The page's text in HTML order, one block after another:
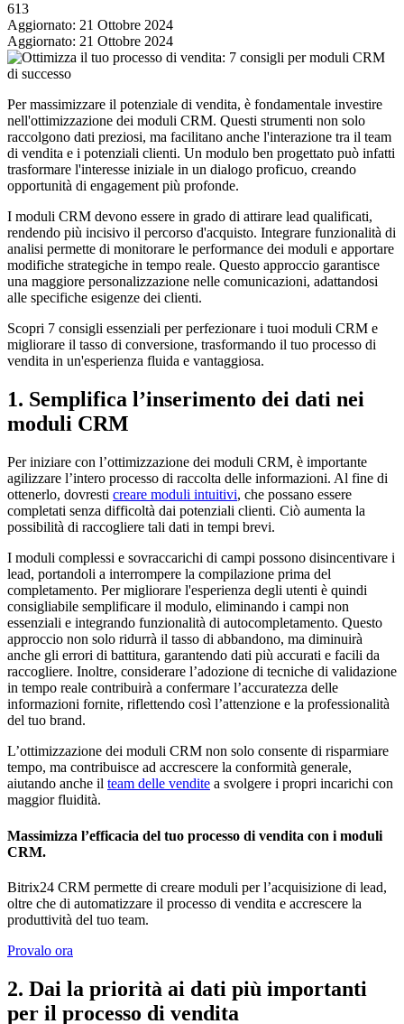
613
Aggiornato: 21 Ottobre 2024
Aggiornato: 21 Ottobre 2024
Per massimizzare il potenziale di vendita, è fondamentale investire
nell'ottimizzazione dei moduli CRM. Questi strumenti non solo
raccolgono dati preziosi, ma facilitano anche l'interazione tra il team
di vendita e i potenziali clienti. Un modulo ben progettato può infatti
trasformare l'interesse iniziale in un dialogo proficuo, creando
opportunità di engagement più profonde.
I moduli CRM devono essere in grado di attirare lead qualificati,
rendendo più incisivo il percorso d'acquisto. Integrare funzionalità di
analisi permette di monitorare le performance dei moduli e apportare
modifiche strategiche in tempo reale. Questo approccio garantisce
una maggiore personalizzazione nelle comunicazioni, adattandosi
alle specifiche esigenze dei clienti.
Scopri 7 consigli essenziali per perfezionare i tuoi moduli CRM e
migliorare il tasso di conversione, trasformando il tuo processo di
vendita in un'esperienza fluida e vantaggiosa.
1. Semplifica l’inserimento dei dati nei
moduli CRM
Per iniziare con l’ottimizzazione dei moduli CRM, è importante
agilizzare l’intero processo di raccolta delle informazioni. Al fine di
ottenerlo, dovresti creare moduli intuitivi, che possano essere
completati senza difficoltà dai potenziali clienti. Ciò aumenta la
possibilità di raccogliere tali dati in tempi brevi.
I moduli complessi e sovraccarichi di campi possono disincentivare i
lead, portandoli a interrompere la compilazione prima del
completamento. Per migliorare l'esperienza degli utenti è quindi
consigliabile semplificare il modulo, eliminando i campi non
essenziali e integrando funzionalità di autocompletamento. Questo
approccio non solo ridurrà il tasso di abbandono, ma diminuirà
anche gli errori di battitura, garantendo dati più accurati e facili da
raccogliere. Inoltre, considerare l’adozione di tecniche di validazione
in tempo reale contribuirà a confermare l’accuratezza delle
informazioni fornite, riflettendo così l’attenzione e la professionalità
del tuo brand.
L’ottimizzazione dei moduli CRM non solo consente di risparmiare
tempo, ma contribuisce ad accrescere la conformità generale,
aiutando anche il team delle vendite a svolgere i propri incarichi con
maggior fluidità.
Massimizza l’efficacia del tuo processo di vendita con i moduli
CRM.
Bitrix24 CRM permette di creare moduli per l’acquisizione di lead,
oltre che di automatizzare il processo di vendita e accrescere la
produttività del tuo team.
Provalo ora
2. Dai la priorità ai dati più importanti
per il processo di vendita